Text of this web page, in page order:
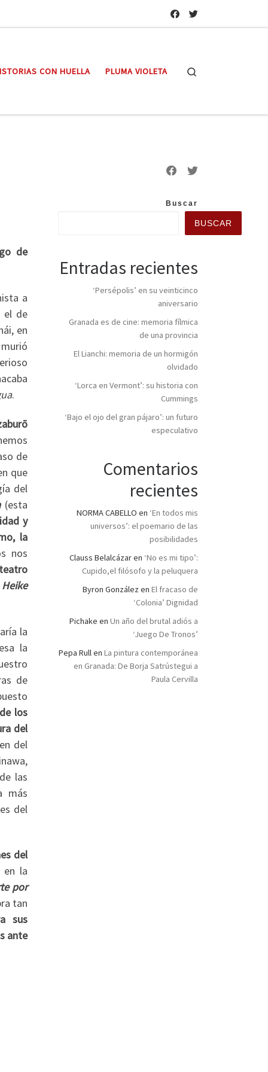
CON HUELLA PLUMA VIOLETA
de
a
el de
en
.
de
que
del
(esta
y
la
nos
Heike
la
la
de
los
del
del
las
más
del
del
la
por
tan
sus
ante
Buscar
BUSCAR
Entradas recientes
‘Persépolis’ en su veinticinco
aniversario
Granada es de cine: memoria fílmica
de una provincia
El Lianchi: memoria de un hormigón
olvidado
‘Lorca en Vermont’: su historia con
Cummings
‘Bajo el ojo del gran pájaro’: un futuro
especulativo
Comentarios
recientes
NORMA CABELLO en ‘En todos mis
universos’: el poemario de las
posibilidades
Clauss Belalcázaren ‘No es mi tipo’:
Cupido,el filósofo y la peluquera
Byron González en El fracaso de
‘Colonia’ Dignidad
Pichake en Un año del brutal adiós a
‘Juego De Tronos’
Pepa Rullen La pintura contemporánea
en Granada: De Borja Satrústegui a
Paula Cervilla